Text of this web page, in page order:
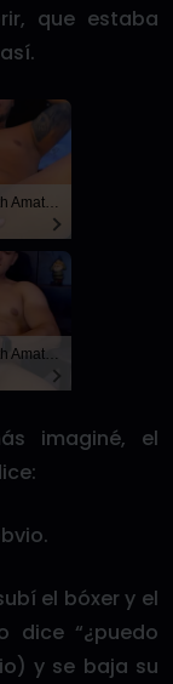
que estaba
Live Cams with Amateur Men
Live Cams with Amateur Men
imaginé, el
el bóxer y el
dice “¿puedo
y se baja su